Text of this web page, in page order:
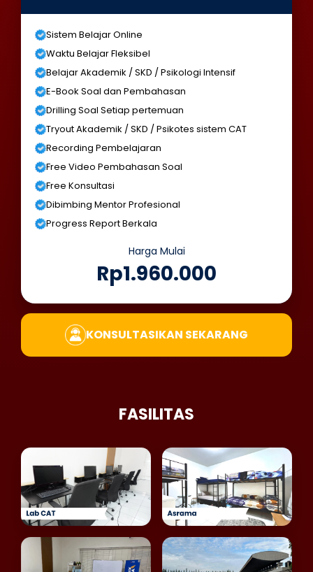
Sistem Belajar Online
Waktu Belajar Fleksibel
Belajar Akademik / SKD / Psikologi Intensif
E-Book Soal dan Pembahasan
Drilling Soal Setiap pertemuan
Tryout Akademik / SKD / Psikotes sistem CAT
Recording Pembelajaran
Free Video Pembahasan Soal
Free Konsultasi
Dibimbing Mentor Profesional
Progress Report Berkala
Harga Mulai
Rp1.960.000
KONSULTASIKAN SEKARANG
FASILITAS